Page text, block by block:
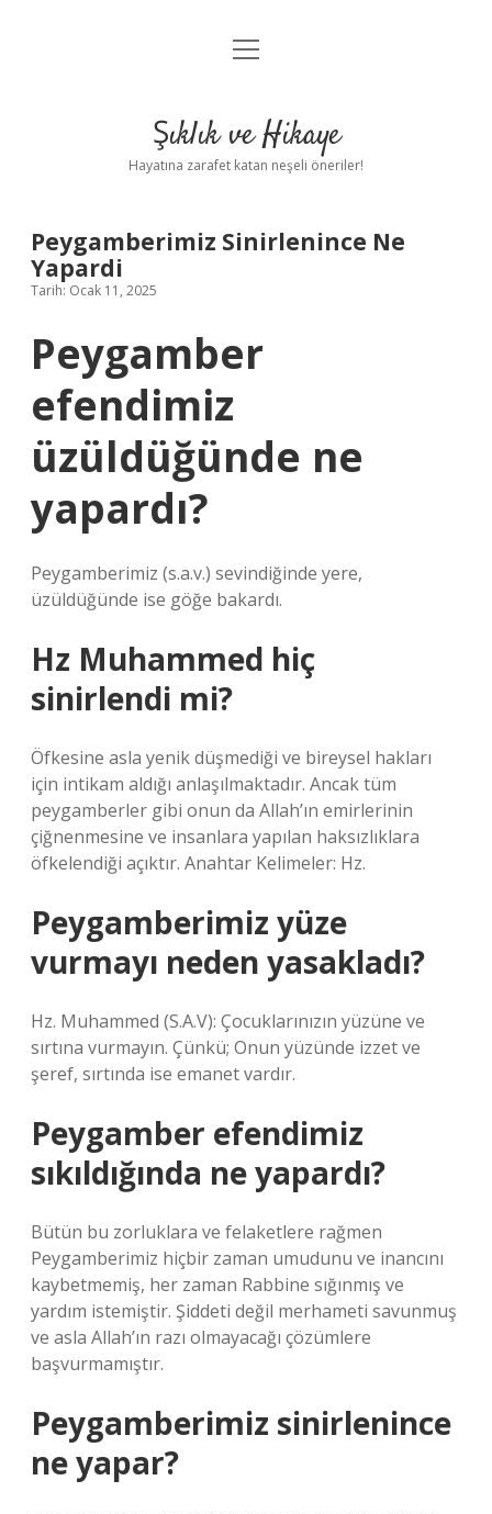
Anasayfa
Yasal Uyarı
menüyü
Şıklık ve Hikaye
Hayatına zarafet katan neşeli öneriler!
Peygamberimiz Sinirlenince Ne
Yapardi
Tarih: Ocak 11, 2025
Peygamber
efendimiz
üzüldüğünde ne
yapardı?
Peygamberimiz (s.a.v.) sevindiğinde yere,
üzüldüğünde ise göğe bakardı.
Hz Muhammed hiç
sinirlendi mi?
Öfkesine asla yenik düşmediği ve bireysel hakları
için intikam aldığı anlaşılmaktadır. Ancak tüm
peygamberler gibi onun da Allah’ın emirlerinin
çiğnenmesine ve insanlara yapılan haksızlıklara
öfkelendiği açıktır. Anahtar Kelimeler: Hz.
Peygamberimiz yüze
vurmayı neden yasakladı?
Hz. Muhammed (S.A.V): Çocuklarınızın yüzüne ve
sırtına vurmayın. Çünkü; Onun yüzünde izzet ve
şeref, sırtında ise emanet vardır.
Peygamber efendimiz
sıkıldığında ne yapardı?
Bütün bu zorluklara ve felaketlere rağmen
Peygamberimiz hiçbir zaman umudunu ve inancını
kaybetmemiş, her zaman Rabbine sığınmış ve
yardım istemiştir. Şiddeti değil merhameti savunmuş
ve asla Allah’ın razı olmayacağı çözümlere
başvurmamıştır.
Peygamberimiz sinirlenince
ne yapar?